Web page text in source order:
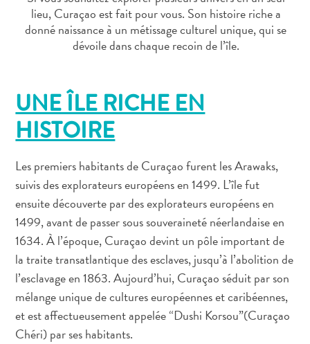
Où
dormir
lieu, Curaçao est fait pour vous. Son histoire riche a
donné naissance à un métissage culturel unique, qui se
dévoile dans chaque recoin de l’île.
UNE ÎLE RICHE EN
HISTOIRE
Les premiers habitants de Curaçao furent les Arawaks,
suivis des explorateurs européens en 1499. L’île fut
ensuite découverte par des explorateurs européens en
1499, avant de passer sous souveraineté néerlandaise en
1634. À l’époque, Curaçao devint un pôle important de
la traite transatlantique des esclaves, jusqu’à l’abolition de
l’esclavage en 1863. Aujourd’hui, Curaçao séduit par son
mélange unique de cultures européennes et caribéennes,
et est affectueusement appelée “Dushi Korsou”(Curaçao
Chéri) par ses habitants.